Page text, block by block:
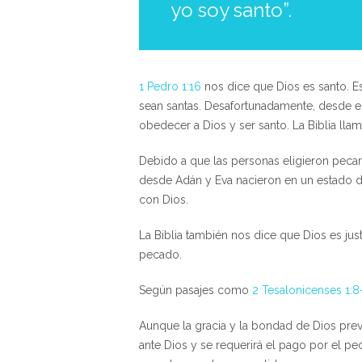
yo soy santo”.
1 Pedro 1:16 nos dice que Dios es santo.
sean santas. Desafortunadamente,
obedecer a Dios y ser santo. La Biblia
Debido a que las personas eligieron
desde Adán y Eva nacieron en un
con Dios.
La Biblia también nos dice que Dios es
pecado.
Según pasajes como 2 Tesalonicenses
Aunque la gracia y la bondad de Dios
ante Dios y se requerirá el pago por el